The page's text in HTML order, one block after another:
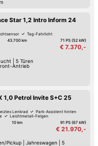
Star 1,2 Intro Inform 24
Tag-Fahrlicht
43.700 km 71 PS (52 kW)
€ 7.370,-
5 Türen
Antrieb
1,0 Petrol Invite S+C 25
Lenkrad
Park-Assistent hinten
Leichtmetall-Felgen
10 km 91 PS (67 kW)
€ 21.970,-
Pickup| Jahreswagen
5